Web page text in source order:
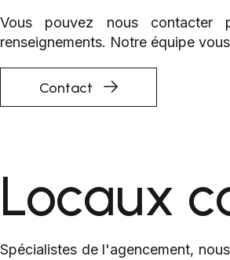
Vous pouvez nous
renseignements. Notre équipe
Contact
Locaux
Spécialistes de l'agencement,